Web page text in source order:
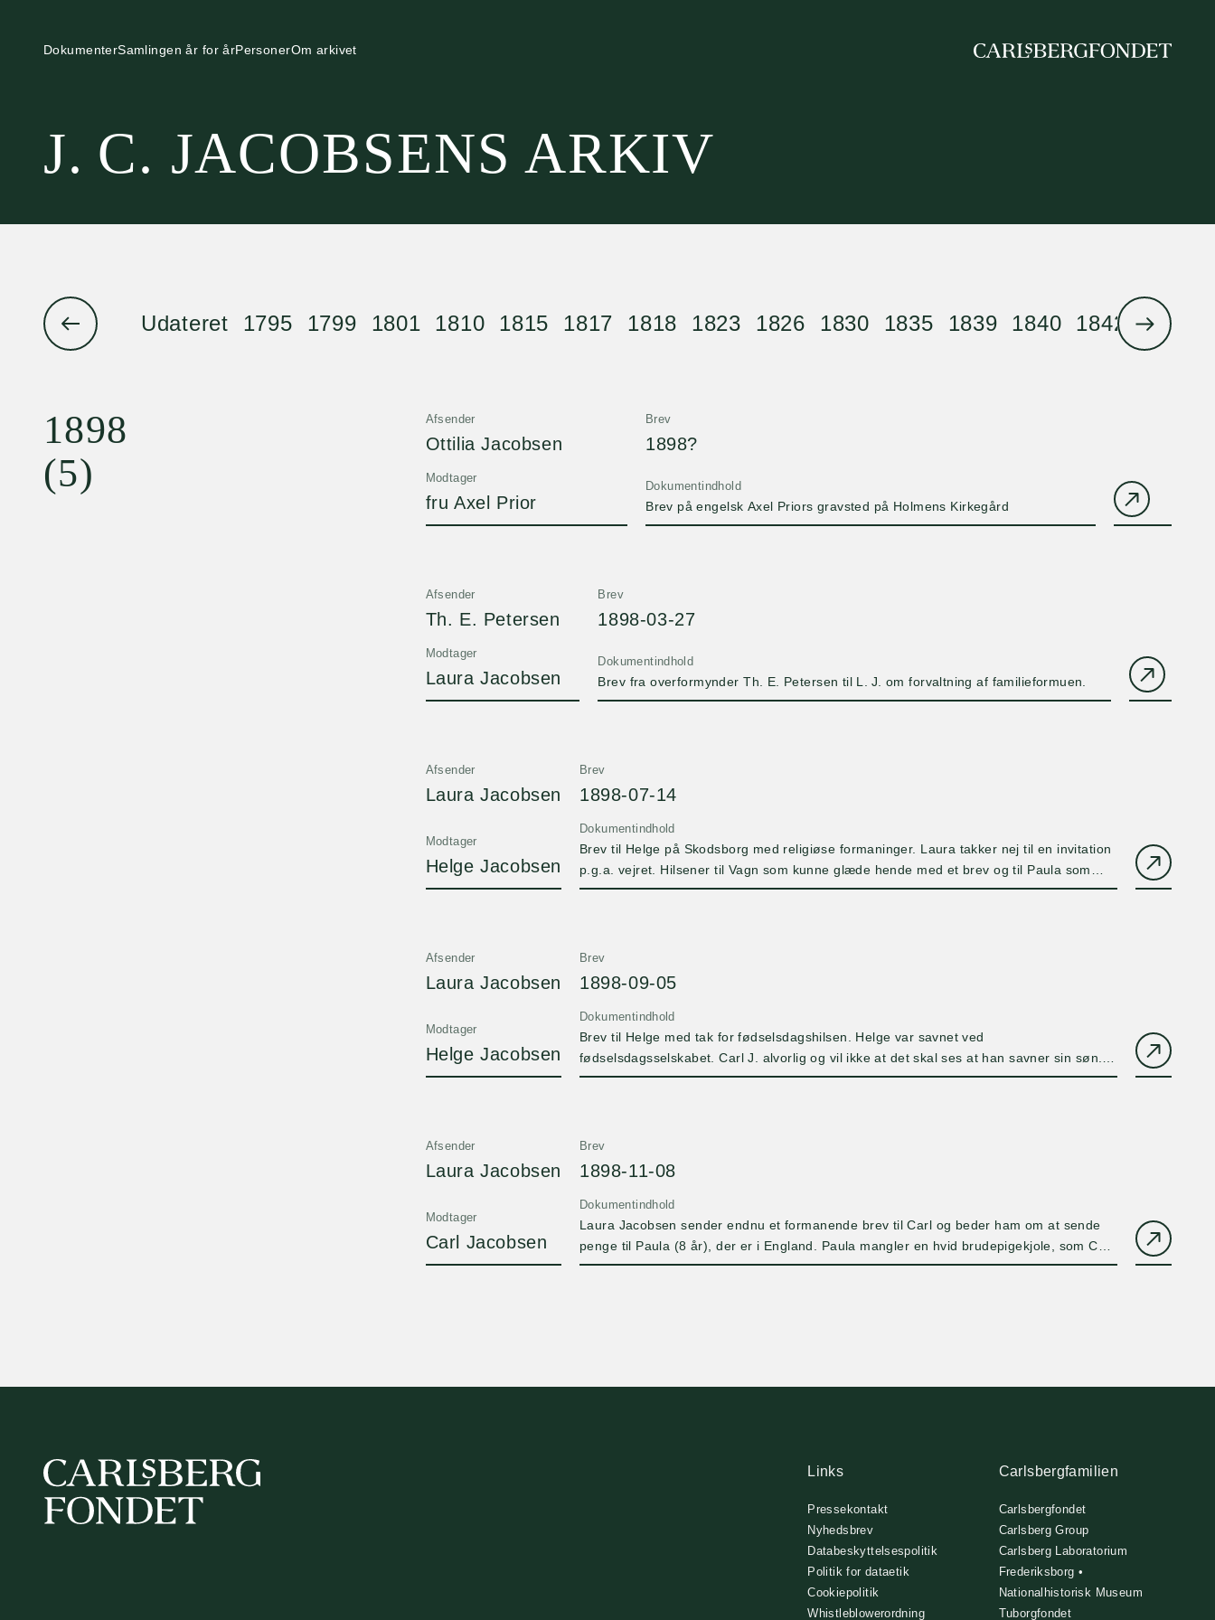
DokumenterSamlingen år for årPersonerOm arkivet
J. C. JACOBSENS ARKIV
Udateret 1795 1799 1801 1810 1815 1817 1818 1823 1826 1830 1835 1839 1840 1842 1844
1898
(5)
Afsender
Ottilia Jacobsen
Brev
1898?
Modtager
fru Axel Prior
Dokumentindhold
Brev på engelsk Axel Priors gravsted på Holmens Kirkegård
Afsender
Th. E. Petersen
Brev
1898-03-27
Modtager
Laura Jacobsen
Dokumentindhold
Brev fra overformynder Th. E. Petersen til L. J. om forvaltning af familieformuen.
Afsender
Laura Jacobsen
Brev
1898-07-14
Modtager
Helge Jacobsen
Dokumentindhold
Brev til Helge på Skodsborg med religiøse formaninger. Laura takker nej til en invitation
p.g.a. vejret. Hilsener til Vagn som kunne glæde hende med et brev og til Paula som
opfordres til at tørre grønne blade til Lauras fødselsdag. Særlige hilsener til Ottilia.
Afsender
Laura Jacobsen
Brev
1898-09-05
Modtager
Helge Jacobsen
Dokumentindhold
Brev til Helge med tak for fødselsdagshilsen. Helge var savnet ved
fødselsdagsselskabet. Carl J. alvorlig og vil ikke at det skal ses at han savner sin søn.
Ussings, Johannes og Sophie Stenstrup var udover familien de eneste gæster. Laura
Afsender
Laura Jacobsen
Brev
1898-11-08
Modtager
Carl Jacobsen
Dokumentindhold
Laura Jacobsen sender endnu et formanende brev til Carl og beder ham om at sende
penge til Paula (8 år), der er i England. Paula mangler en hvid brudepigekjole, som Carl
har vægret sig ved at give hende i julegave.
Links
Pressekontakt
Nyhedsbrev
Databeskyttelsespolitik
Politik for dataetik
Cookiepolitik
Whistleblowerordning
Carlsbergfamilien
Carlsbergfondet
Carlsberg Group
Carlsberg Laboratorium
Frederiksborg •
Nationalhistorisk Museum
Tuborgfondet